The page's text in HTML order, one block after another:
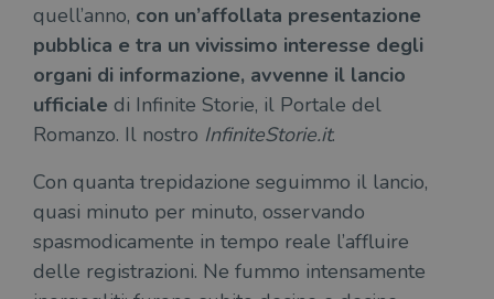
quell’anno, con un’affollata presentazione
pubblica e tra un vivissimo interesse degli
organi di informazione, avvenne il lancio
ufficiale di Infinite Storie, il Portale del
Romanzo. Il nostro InfiniteStorie.it.
Con quanta trepidazione seguimmo il lancio,
quasi minuto per minuto, osservando
spasmodicamente in tempo reale l’affluire
delle registrazioni. Ne fummo intensamente